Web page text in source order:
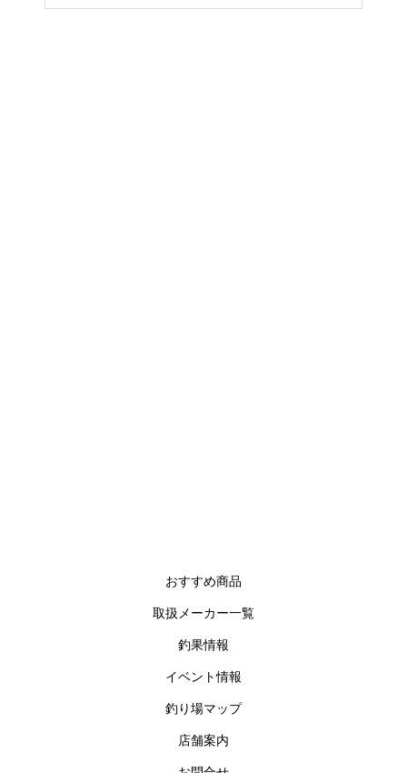
おすすめ商品
取扱メーカー一覧
釣果情報
イベント情報
釣り場マップ
店舗案内